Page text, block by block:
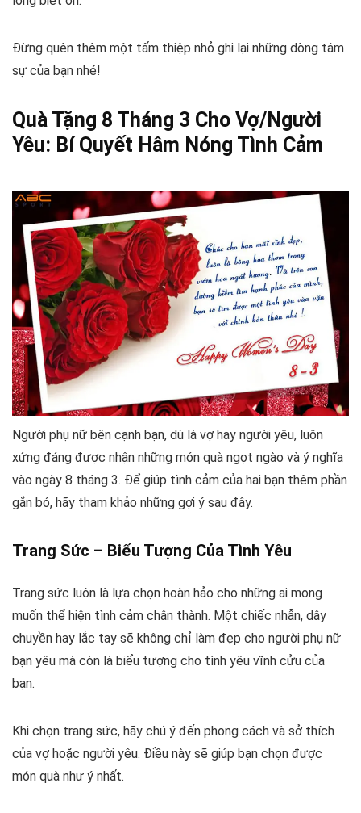
Đừng quên thêm một tấm thiệp nhỏ ghi lại những dòng tâm
sự của bạn nhé!
Quà Tặng 8 Tháng 3 Cho Vợ/Người
Yêu: Bí Quyết Hâm Nóng Tình Cảm
Người phụ nữ bên cạnh bạn, dù là vợ hay người yêu, luôn
xứng đáng được nhận những món quà ngọt ngào và ý nghĩa
vào ngày 8 tháng 3. Để giúp tình cảm của hai bạn thêm phần
gắn bó, hãy tham khảo những gợi ý sau đây.
Trang Sức – Biểu Tượng Của Tình Yêu
Trang sức luôn là lựa chọn hoàn hảo cho những ai mong
muốn thể hiện tình cảm chân thành. Một chiếc nhẫn, dây
chuyền hay lắc tay sẽ không chỉ làm đẹp cho người phụ nữ
bạn yêu mà còn là biểu tượng cho tình yêu vĩnh cửu của
bạn.
Khi chọn trang sức, hãy chú ý đến phong cách và sở thích
của vợ hoặc người yêu. Điều này sẽ giúp bạn chọn được
món quà như ý nhất.